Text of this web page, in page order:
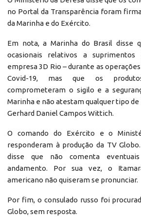
no Portal da Transparência foram
da Marinha e do Exército.
Em nota, a Marinha do Brasil disse
ocasionais relativos a suprimentos
empresa 3D Rio – durante as
Covid-19, mas que os
comprometeram o sigilo e a
Marinha e não atestam qualquer tipo
Gerhard Daniel Campos Wittich.
O comando do Exército e o
responderam à produção da TV
disse que não comenta
andamento. Por sua vez, o
americano não quiseram se pronunciar.
Por fim, o consulado russo foi
Globo, sem resposta.